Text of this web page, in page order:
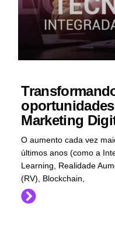
Marketing
O aumento cada vez
últimos anos (como a
Learning, Realidade
(RV), Blockchain,